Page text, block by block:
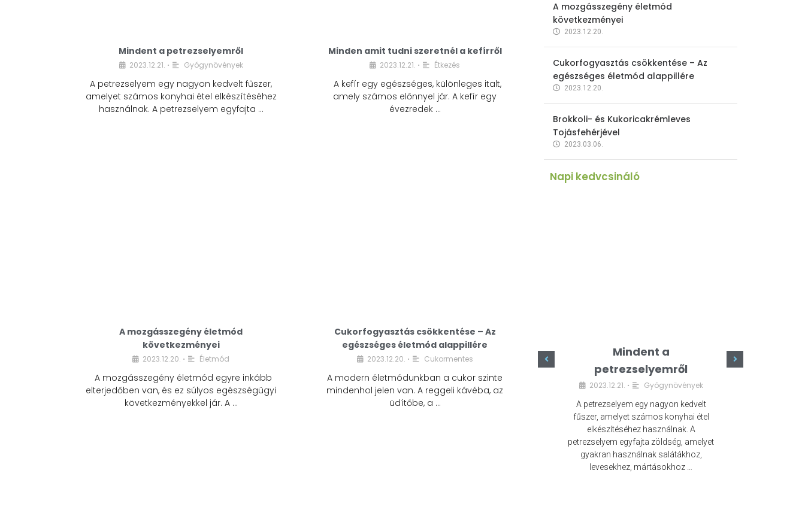
Mindent a petrezselyemről
2023.12.21. • Gyógynövények
A petrezselyem egy nagyon kedvelt fűszer,
amelyet számos konyhai étel elkészítéséhez
használnak. A petrezselyem egyfajta …
Minden amit tudni szeretnél a kefírről
2023.12.21. • Étkezés
A kefír egy egészséges, különleges italt,
amely számos előnnyel jár. A kefír egy
évezredek …
A mozgásszegény életmód
következményei
2023.12.20. • Életmód
A mozgásszegény életmód egyre inkább
elterjedőben van, és ez súlyos egészségügyi
következményekkel jár. A …
Cukorfogyasztás csökkentése – Az
egészséges életmód alappillére
2023.12.20. • Cukormentes
A modern életmódunkban a cukor szinte
mindenhol jelen van. A reggeli kávéba, az
üdítőbe, a …
A mozgásszegény életmód
következményei
2023.12.20.
Cukorfogyasztás csökkentése – Az
egészséges életmód alappillére
2023.12.20.
Brokkoli- és Kukoricakrémleves
Tojásfehérjével
2023.03.06.
Napi kedvcsináló
Cukorfogyasztás
egészséges életmód
alappillére
Mindent a
petrezselyemről
2023.12.21. • Gyógynövények
A petrezselyem egy nagyon kedvelt
fűszer, amelyet számos konyhai étel
elkészítéséhez használnak. A
petrezselyem egyfajta zöldség, amelyet
gyakran használnak salátákhoz,
levesekhez, mártásokhoz …